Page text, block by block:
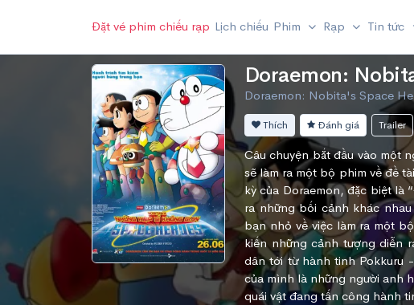
Đặt vé phim chiếu rạp Lịch chiếu Phim Rạp Tin tức
Doraemon:
Doraemon: Nobita's Space
Thích Đánh giá Trailer
Câu chuyện bắt đầu vào một
sẽ làm ra một bộ phim về đề
kỳ của Doraemon, đặc biệt là
ra những bối cảnh khác
bạn nhỏ về việc làm ra một
kiến những cảnh tượng diễn
dân tới từ hành tinh Pokkuru
của mình là những người anh
quái vật đang tấn công hành